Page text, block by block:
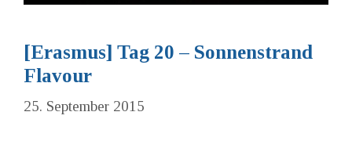
[Erasmus] Tag 20 – Sonnenstrand
Flavour
25. September 2015